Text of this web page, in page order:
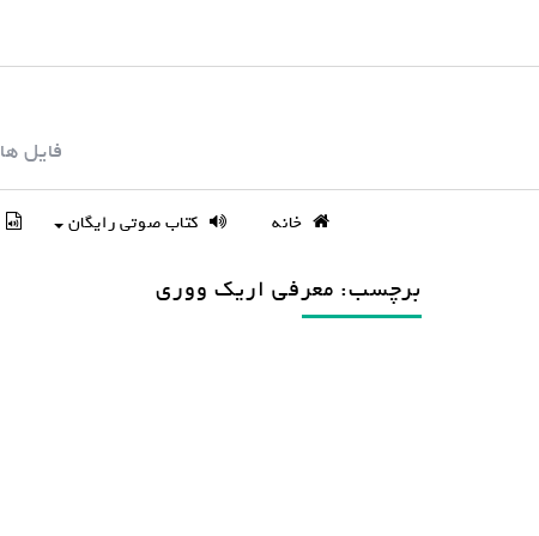
o
فایل
خانه کتاب صوتی رایگان
برچسب: معرفی اریک ووری